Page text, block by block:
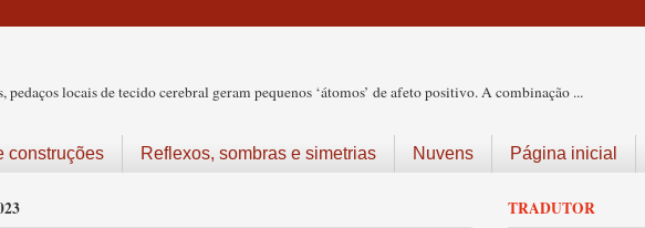
pedaços locais de tecido cerebral geram pequenos ‘átomos’ de afeto positivo. A combinação ...
construções Reflexos, sombras e simetrias Nuvens Página inicial
TRADUTOR